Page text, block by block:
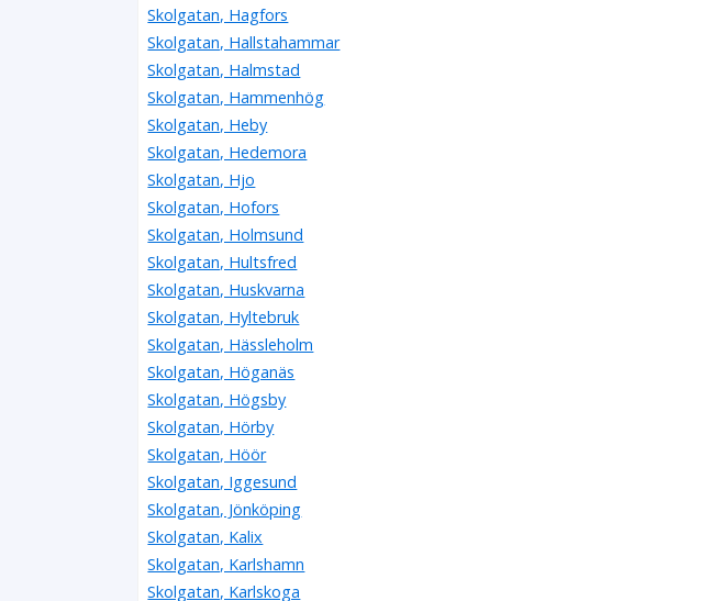
Skolgatan, Hagfors
Skolgatan, Hallstahammar
Skolgatan, Halmstad
Skolgatan, Hammenhög
Skolgatan, Heby
Skolgatan, Hedemora
Skolgatan, Hjo
Skolgatan, Hofors
Skolgatan, Holmsund
Skolgatan, Hultsfred
Skolgatan, Huskvarna
Skolgatan, Hyltebruk
Skolgatan, Hässleholm
Skolgatan, Höganäs
Skolgatan, Högsby
Skolgatan, Hörby
Skolgatan, Höör
Skolgatan, Iggesund
Skolgatan, Jönköping
Skolgatan, Kalix
Skolgatan, Karlshamn
Skolgatan, Karlskoga